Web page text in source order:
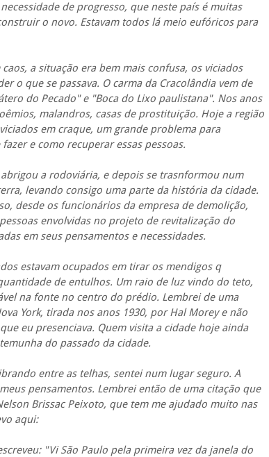
de progresso, que neste país é muitas
o novo. Estavam todos lá meio eufóricos para
a situação era bem mais confusa, os viciados
o que se passava. O carma da Cracolândia vem de
do Pecado" e "Boca do Lixo paulistana". Nos anos
malandros, casas de prostituição. Hoje a região
em craque, um grande problema para
e como recuperar essas pessoas.
a rodoviária, e depois se trasnformou num
levando consigo uma parte da história da cidade.
desde os funcionários da empresa de demolição,
envolvidas no projeto de revitalização do
em seus pensamentos e necessidades.
estavam ocupados em tirar os mendigos q
de entulhos. Um raio de luz vindo do teto,
na fonte no centro do prédio. Lembrei de uma
York, tirada nos anos 1930, por Hal Morey e não
eu presenciava. Quem visita a cidade hoje ainda
do passado da cidade.
entre as telhas, sentei num lugar seguro. A
pensamentos. Lembrei então de uma citação que
Brissac Peixoto, que tem me ajudado muito nas
aqui:
"Vi São Paulo pela primeira vez da janela do